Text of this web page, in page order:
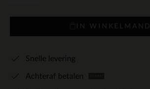
IN WINKELMAND
Snelle levering
Achteraf betalen